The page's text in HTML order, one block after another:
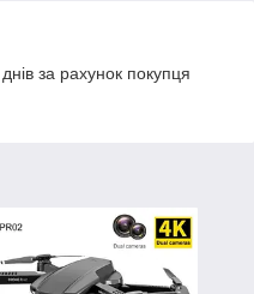
за рахунок покупця